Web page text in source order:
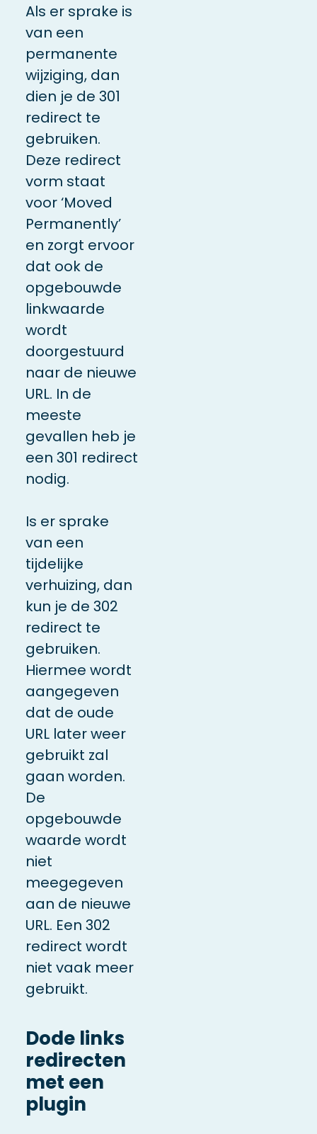
Als er sprake is
van een
permanente
wijziging, dan
dien je de 301
redirect te
gebruiken.
Deze redirect
vorm staat
voor ‘Moved
Permanently’
en zorgt ervoor
dat ook de
opgebouwde
linkwaarde
wordt
doorgestuurd
naar de nieuwe
URL. In de
meeste
gevallen heb je
een 301 redirect
nodig.
Is er sprake
van een
tijdelijke
verhuizing, dan
kun je de 302
redirect te
gebruiken.
Hiermee wordt
aangegeven
dat de oude
URL later weer
gebruikt zal
gaan worden.
De
opgebouwde
waarde wordt
niet
meegegeven
aan de nieuwe
URL. Een 302
redirect wordt
niet vaak meer
gebruikt.
Dode links
redirecten
met een
plugin